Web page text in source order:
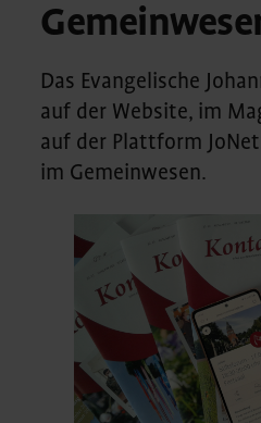
Das Evangelische
auf der Website, im
auf der Plattform
im Gemeinwesen.